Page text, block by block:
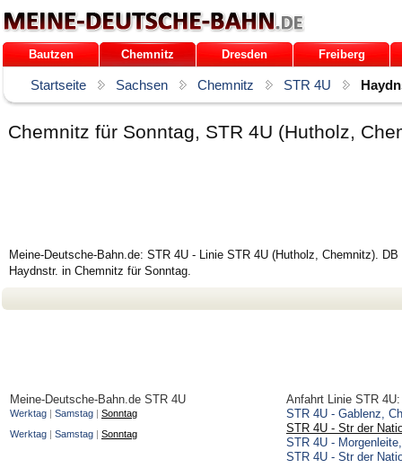
Bautzen Chemnitz Dresden
Freiberg
Startseite Sachsen Chemnitz STR 4U
Chemnitz für Sonntag, STR 4U (Hutholz,
Meine-Deutsche-Bahn.de: STR 4U - Linie STR 4U (Hutholz, Chemnitz).
Haydnstr. in Chemnitz für Sonntag.
Meine-Deutsche-Bahn.de STR 4U
Werktag | Samstag | Sonntag
Werktag | Samstag | Sonntag
Anfahrt Linie STR 4U:
STR 4U - Gablenz,
STR 4U - Str der
STR 4U -
STR 4U - Str der